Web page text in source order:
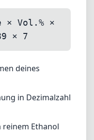
× Vol.% ×
× 7
deines
in Dezimalzahl
reinem Ethanol